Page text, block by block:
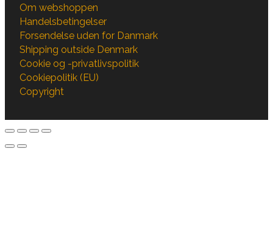
Om webshoppen
Handelsbetingelser
Forsendelse uden for Danmark
Shipping outside Denmark
Cookie og -privatlivspolitik
Cookiepolitik (EU)
Copyright